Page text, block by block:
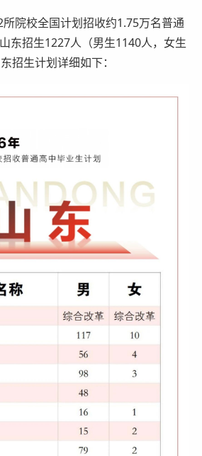
院校全国计划招收约1.75万名普通
东招生1227人（男生1140人，女生
招生计划详细如下：